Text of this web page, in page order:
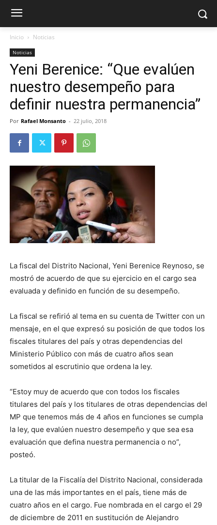
Inicio Noticias
Noticias
Yeni Berenice: “Que evalúen
nuestro desempeño para
definir nuestra permanencia”
Por Rafael Monsanto - 22 julio, 2018
La fiscal del Distrito Nacional, Yeni Berenice Reynoso, se
mostró de acuerdo de que su ejercicio en el cargo sea
evaluada y definido en función de su desempeño.
La fiscal se refirió al tema en su cuenta de Twitter con un
mensaje, en el que expresó su posición de que todos los
fiscales titulares del país y otras dependencias del
Ministerio Público con más de cuatro años sean
sometidos al escrutinio que ordena la ley.
“Estoy muy de acuerdo que con todos los fiscales
titulares del país y los titulares de otras dependencias del
MP que tenemos más de 4 años en funciones se cumpla
la ley, que evalúen nuestro desempeño y que sea esa
evaluación que defina nuestra permanencia o no”,
posteó.
La titular de la Fiscalía del Distrito Nacional, considerada
una de las más importantes en el país, tiene más de
cuatro años en el cargo. Fue nombrada en el cargo el 29
de diciembre de 2011 en sustitución de Alejandro